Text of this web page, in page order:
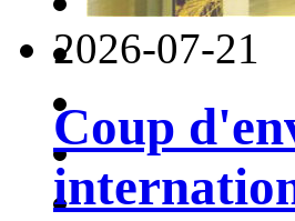
2026-07-21
Coup